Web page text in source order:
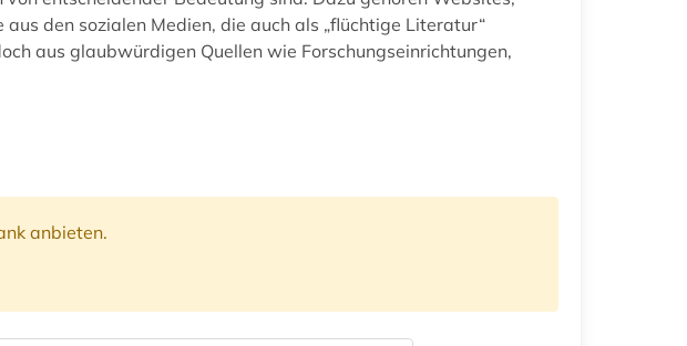
den sozialen Medien, die auch als „flüchtige Literatur“
aus glaubwürdigen Quellen wie Forschungseinrichtungen,
anbieten.